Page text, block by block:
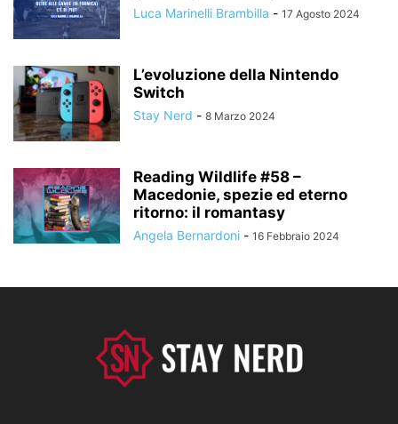
Luca Marinelli Brambilla - 17 Agosto 2024
L’evoluzione della Nintendo
Switch
Stay Nerd - 8 Marzo 2024
Reading Wildlife #58 –
Macedonie, spezie ed eterno
ritorno: il romantasy
Angela Bernardoni - 16 Febbraio 2024